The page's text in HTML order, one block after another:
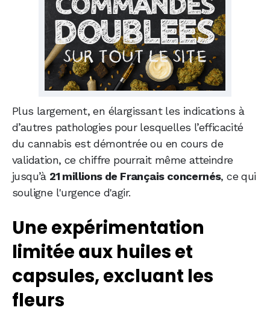
Plus largement, en élargissant les indications à
d’autres pathologies pour lesquelles l’efficacité
du cannabis est démontrée ou en cours de
validation, ce chiffre pourrait même atteindre
jusqu’à 21 millions de Français concernés, ce qui
souligne l'urgence d'agir.
Une expérimentation
limitée aux huiles et
capsules, excluant les
fleurs